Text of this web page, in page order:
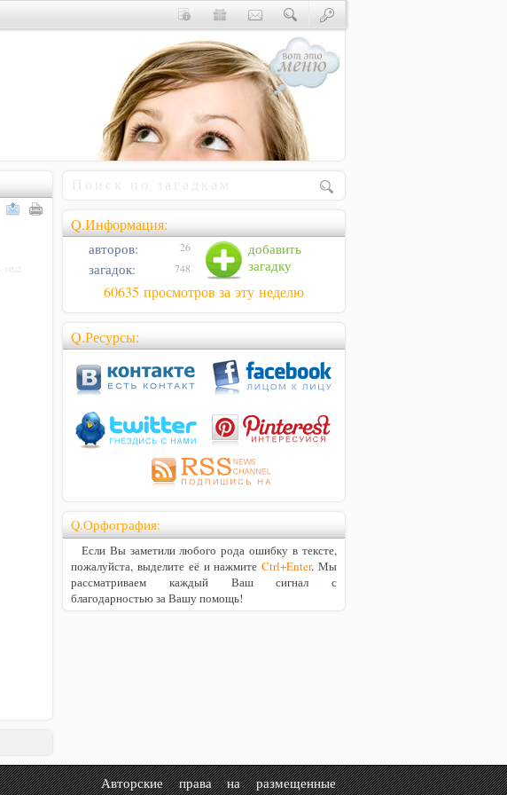
10512
Q.Информация:
добавить
загадку
авторов: 26
загадок: 748
60635 просмотров за эту неделю
Q.Ресурсы:
Q.Орфография:
Если Вы заметили любого рода ошибку в тексте,
пожалуйста, выделите её и нажмитеCtrl+Enter. Мы
рассматриваем каждый Ваш сигнал с
благодарностью за Вашу помощь!
Авторские права на размещенные